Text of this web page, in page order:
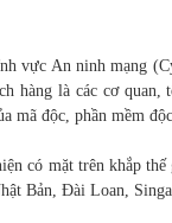
vực An ninhmạng
hàng là các cơ
mã độc, phần mềm
có mặt trên khắp
Bản, Đài Loan,